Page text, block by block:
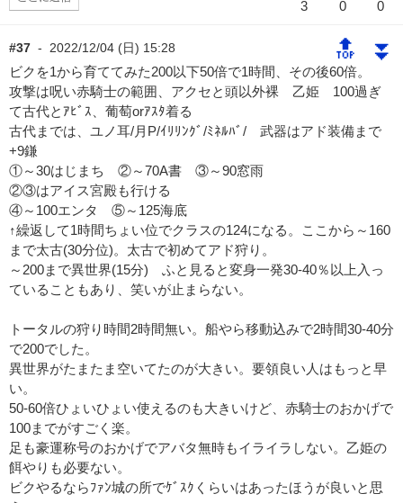
#37 - 2022/12/04 (日) 15:28 🔝 ⏬
ビクを1から育ててみた200以下50倍で1時間、その後60倍。
攻撃は呪い赤騎士の範囲、アクセと頭以外裸 乙姫 100過ぎ
て古代とｱﾋﾞｽ、葡萄orｱｽﾀ着る
古代までは、ユノ耳/月P/ｲﾘﾘﾝｸﾞ/ﾐﾈﾙﾊﾞ/ 武器はアド装備まで
+9鎌
①～30はじまち ②～70A書 ③～90窓雨
②③はアイス宮殿も行ける
④～100エンタ ⑤～125海底
↑繰返して1時間ちょい位でクラスの124になる。ここから～160
まで太古(30分位)。太古で初めてアド狩り。
～200まで異世界(15分) ふと見ると変身一発30-40％以上入っ
ていることもあり、笑いが止まらない。
トータルの狩り時間2時間無い。船やら移動込みで2時間30-40分
で200でした。
異世界がたまたま空いてたのが大きい。要領良い人はもっと早
い。
50-60倍ひょいひょい使えるのも大きいけど、赤騎士のおかげで
100までがすごく楽。
足も豪運称号のおかげでアバタ無時もイライラしない。乙姫の
餌やりも必要ない。
ビクやるならﾌｧﾝ城の所でｹﾞｽｸくらいはあったほうが良いと思